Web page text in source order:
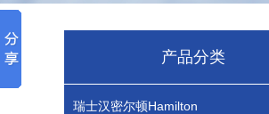
产品分类
瑞士汉密尔顿Hamilton